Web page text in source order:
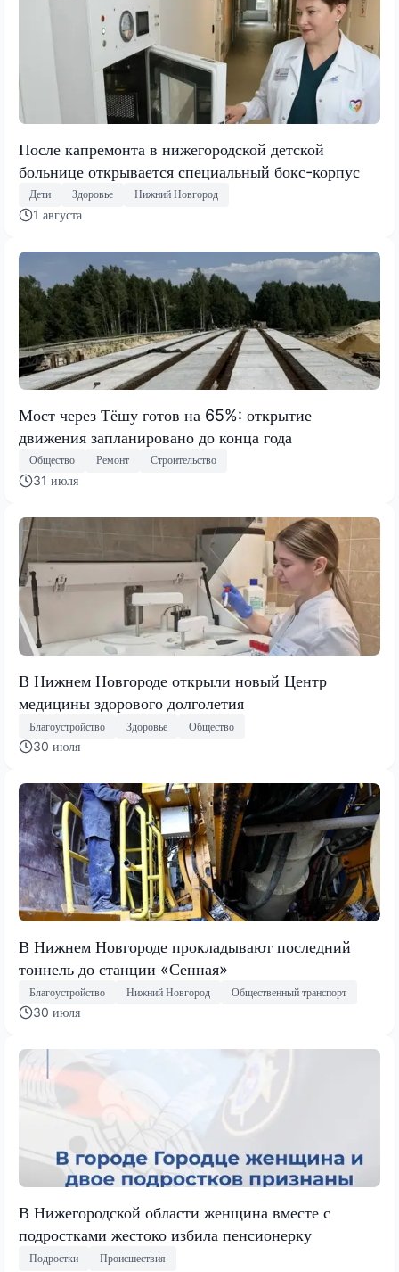
После капремонта в нижегородской детской
больнице открывается специальный бокс-корпус
Дети Здоровье Нижний Новгород
1 августа
Мост через Тёшу готов на 65%: открытие
движения запланировано до конца года
Общество Ремонт Строительство
31 июля
В Нижнем Новгороде открыли новый Центр
медицины здорового долголетия
Благоустройство Здоровье Общество
30 июля
В Нижнем Новгороде прокладывают последний
тоннель до станции «Сенная»
Благоустройство Нижний Новгород Общественный транспорт
30 июля
В Нижегородской области женщина вместе с
подростками жестоко избила пенсионерку
Подростки Происшествия